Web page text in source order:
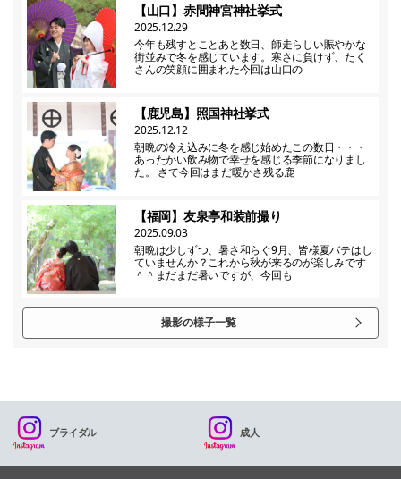
【山口】赤間神宮神社挙式
2025.12.29
今年も残すとことあと数日、師走らしい賑やかな
街並みで冬を感じています。寒さに負けず、たく
さんの笑顔に囲まれた今回は山口の
【鹿児島】照国神社挙式
2025.12.12
朝晩の冷え込みに冬を感じ始めたこの数日・・・
あったかい飲み物で幸せを感じる季節になりまし
た。 さて今回はまだ暖かさ残る鹿
【福岡】友泉亭和装前撮り
2025.09.03
朝晩は少しずつ、暑さ和らぐ9月、皆様夏バテはし
ていませんか？これから秋が来るのが楽しみです
＾＾まだまだ暑いですが、今回も
撮影の様子一覧
ブライダル 成人